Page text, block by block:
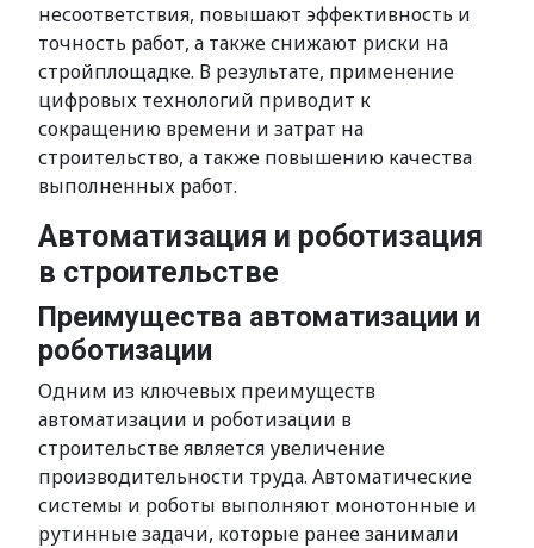
несоответствия, повышают эффективность и
точность работ, а также снижают риски на
стройплощадке. В результате, применение
цифровых технологий приводит к
сокращению времени и затрат на
строительство, а также повышению качества
выполненных работ.
Автоматизация и роботизация
в строительстве
Преимущества автоматизации и
роботизации
Одним из ключевых преимуществ
автоматизации и роботизации в
строительстве является увеличение
производительности труда. Автоматические
системы и роботы выполняют монотонные и
рутинные задачи, которые ранее занимали